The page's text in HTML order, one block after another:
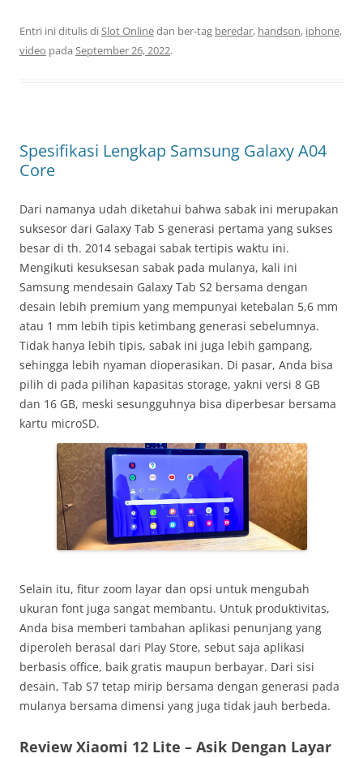
Entri ini ditulis diSlot Onlinedan ber-tag beredar, handson, iphone,
video pada September 26, 2022.
Spesifikasi Lengkap Samsung Galaxy A04
Core
Dari namanya udah diketahui bahwa sabak ini merupakan
suksesor dari Galaxy Tab S generasi pertama yang sukses
besar di th. 2014 sebagai sabak tertipis waktu ini.
Mengikuti kesuksesan sabak pada mulanya, kali ini
Samsung mendesain Galaxy Tab S2 bersama dengan
desain lebih premium yang mempunyai ketebalan 5,6 mm
atau 1 mm lebih tipis ketimbang generasi sebelumnya.
Tidak hanya lebih tipis, sabak ini juga lebih gampang,
sehingga lebih nyaman dioperasikan. Di pasar, Anda bisa
pilih di pada pilihan kapasitas storage, yakni versi 8 GB
dan 16 GB, meski sesungguhnya bisa diperbesar bersama
kartu microSD.
Selain itu, fitur zoom layar dan opsi untuk mengubah
ukuran font juga sangat membantu. Untuk produktivitas,
Anda bisa memberi tambahan aplikasi penunjang yang
diperoleh berasal dari Play Store, sebut saja aplikasi
berbasis office, baik gratis maupun berbayar. Dari sisi
desain, Tab S7 tetap mirip bersama dengan generasi pada
mulanya bersama dimensi yang juga tidak jauh berbeda.
Review Xiaomi 12 Lite – Asik Dengan Layar